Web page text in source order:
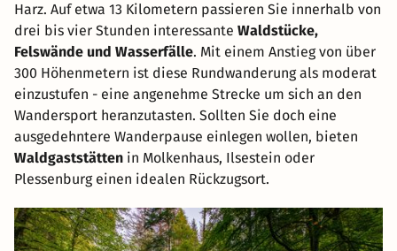
Harz. Auf etwa 13 Kilometern passieren Sie innerhalb von
drei bis vier Stunden interessante Waldstücke,
Felswände und Wasserfälle. Mit einem Anstieg von über
300 Höhenmetern ist diese Rundwanderung als moderat
einzustufen - eine angenehme Strecke um sich an den
Wandersport heranzutasten. Sollten Sie doch eine
ausgedehntere Wanderpause einlegen wollen, bieten
Waldgaststätten in Molkenhaus, Ilsestein oder
Plessenburg einen idealen Rückzugsort.